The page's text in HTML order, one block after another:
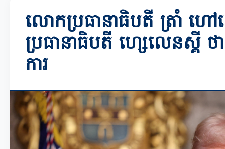
លោកប្រធានាធិបតី ត្រាំ ហ
ប្រធានាធិបតី ហ្សេលេនស្គី ថា
ការ